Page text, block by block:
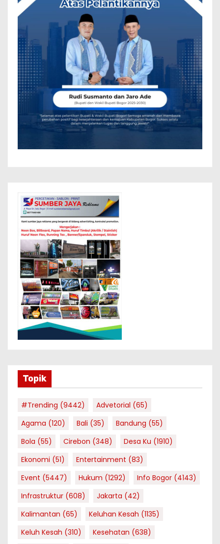
Topik
#Trending (9442) Advetorial (65)
Agama (120) Bali (35) Bandung (55)
Bola (55) Cirebon (348) Desa Ku (1910)
Ekonomi (51) Entertainment (83)
Event (5447) Hukum (1292) Info Bogor (4143)
Infrastruktur (608) Jakarta (42)
Kalimantan (65) Keluhan Kesah (1135)
Keluh Kesah (310) Kesehatan (638)